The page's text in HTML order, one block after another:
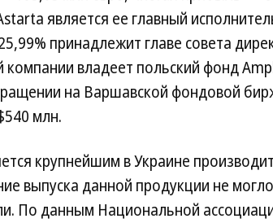
является ее главный
принадлежит главе совета
компании владеет польский фонд
на Варшавской фондовой
млн.
крупнейшим в Украине
выпуска данной продукции не
По данным Национальной